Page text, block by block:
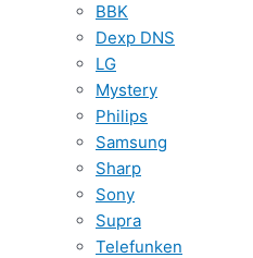
BBK
Dexp DNS
LG
Mystery
Philips
Samsung
Sharp
Sony
Supra
Telefunken